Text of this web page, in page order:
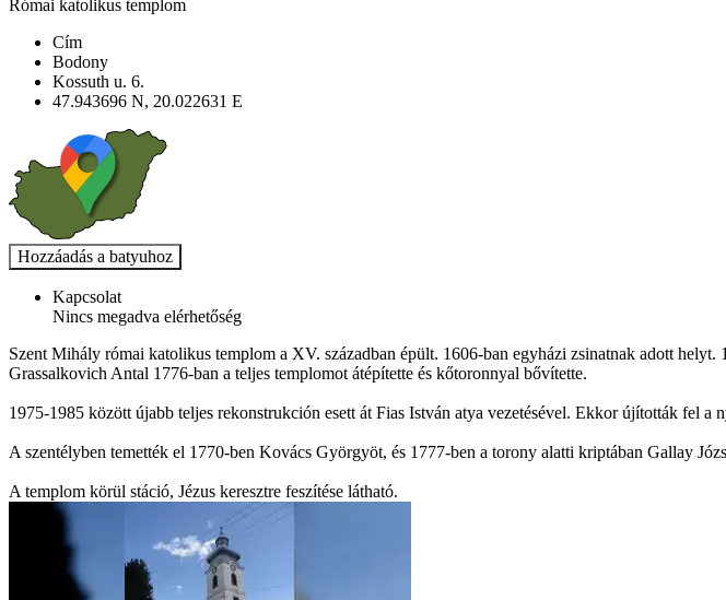
Római katolikus templom
Cím
Bodony
Kossuth u. 6.
47.943696 N, 20.022631 E
Kapcsolat
Nincs megadva elérhetőség
Szent Mihály római katolikus templom a XV. században épült. 1606-ban egyházi zsinatnak adott
Grassalkovich Antal 1776-ban a teljes templomot átépítette és kőtoronnyal bővítette.
1975-1985 között újabb teljes rekonstrukción esett át Fias István atya vezetésével. Ekkor újították fel a
A szentélyben temették el 1770-ben Kovács Györgyöt, és 1777-ben a torony alatti kriptában Gallay
A templom körül stáció, Jézus keresztre feszítése látható.